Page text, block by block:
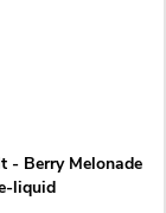
- Berry Melonade
liquid